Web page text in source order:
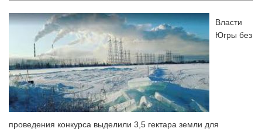
Власти
Югры без
проведения конкурса выделили 3,5 гектара земли для